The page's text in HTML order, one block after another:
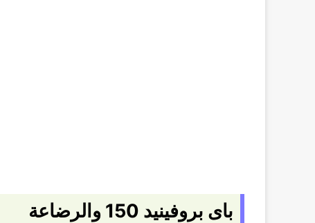
باى بروفينيد 150 والرضاعة